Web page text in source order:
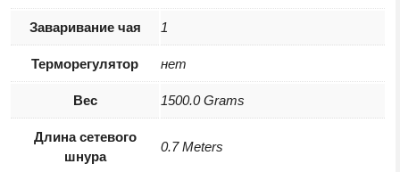
Заваривание чая 1
Терморегулятор нет
Вес 1500.0 Grams
Длина сетевого
шнура
0.7 Meters